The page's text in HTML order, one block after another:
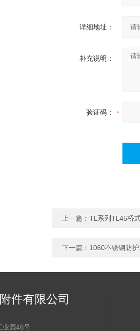
详细地址：
补充说明：
验证码：
上一篇： TL系列TL45桥
下一篇： 1060不锈钢防护
件有限公司
业园46号